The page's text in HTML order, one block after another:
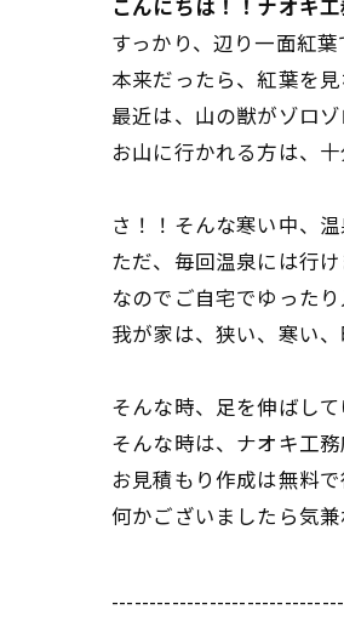
こんにちは！！ナオキ
すっかり、辺り一面紅
本来だったら、紅葉を
最近は、山の獣がゾロ
お山に行かれる方は、
さ！！そんな寒い中、
ただ、毎回温泉には行
なのでご自宅でゆった
我が家は、狭い、寒い
そんな時、足を伸ばし
そんな時は、ナオキ工
お見積もり作成は無料
何かございましたら気